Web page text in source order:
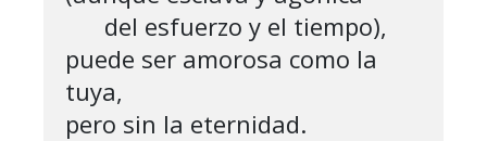
puede ser amorosa como la
tuya,
pero sin la eternidad.